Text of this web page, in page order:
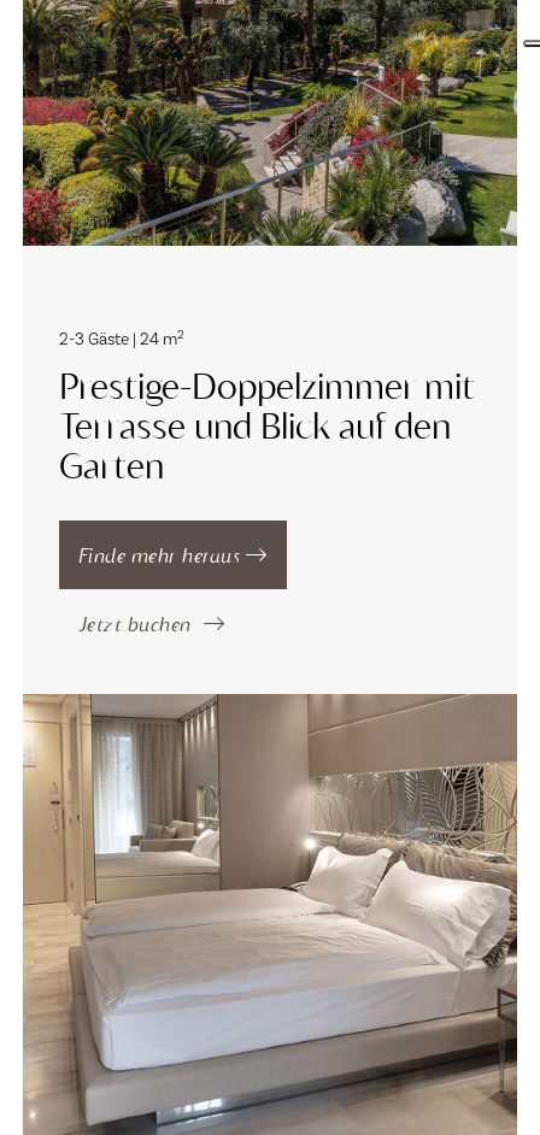
2-3 Gäste | 24 m2
Prestige-Doppelzimmer mit
Terrasse und Blick auf den
Garten
Finde mehr heraus
Jetzt buchen